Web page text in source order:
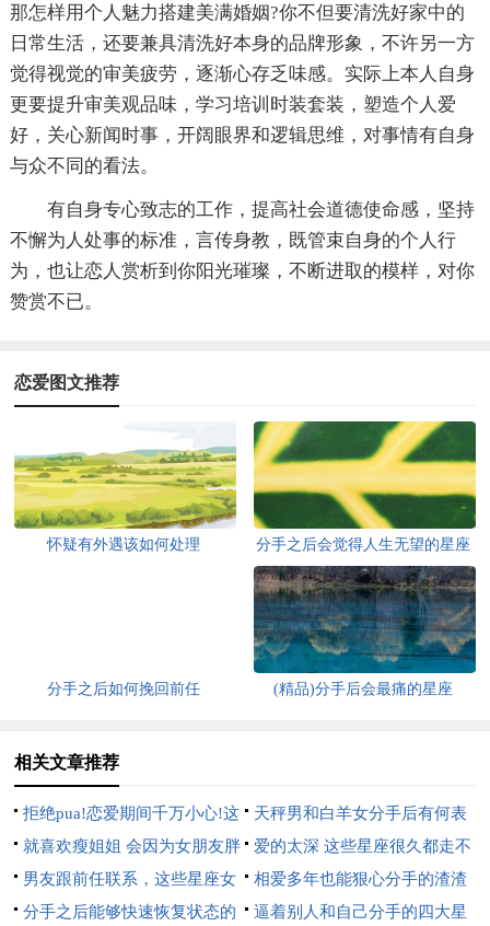
那怎样用个人魅力搭建美满婚姻?你不但要清洗好家中的
日常生活，还要兼具清洗好本身的品牌形象，不许另一方
觉得视觉的审美疲劳，逐渐心存乏味感。实际上本人自身
更要提升审美观品味，学习培训时装套装，塑造个人爱
好，关心新闻时事，开阔眼界和逻辑思维，对事情有自身
与众不同的看法。
有自身专心致志的工作，提高社会道德使命感，坚持
不懈为人处事的标准，言传身教，既管束自身的个人行
为，也让恋人赏析到你阳光璀璨，不断进取的模样，对你
赞赏不已。
恋爱图文推荐
怀疑有外遇该如何处理 分手之后会觉得人生无望的星座
分手之后如何挽回前任 (精品)分手后会最痛的星座
相关文章推荐
拒绝pua!恋爱期间千万小心!这
3大星座男总是想分手却装深情
天秤男和白羊女分手后有何表
现
就喜欢瘦姐姐 会因为女朋友胖
而分手的星座男
爱的太深 这些星座很久都走不
出分手的伤痛
男友跟前任联系，这些星座女
会立马分手
相爱多年也能狠心分手的渣渣
星座
分手之后能够快速恢复状态的 逼着别人和自己分手的四大星